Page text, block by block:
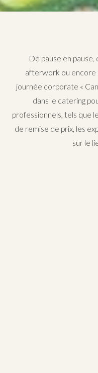
De pause en pause,
afterwork ou encore
journée corporate «
dans le catering
professionnels, tels que
de remise de prix, les
sur le